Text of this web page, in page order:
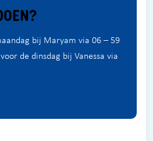
bij Maryam via 06 – 59
de dinsdag bij Vanessa via